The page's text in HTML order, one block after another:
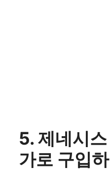
5. 제네시
가로 구입